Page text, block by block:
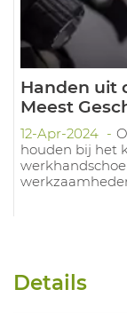
Handen uit
Meest
12-Apr-2024
houden bij het
Details